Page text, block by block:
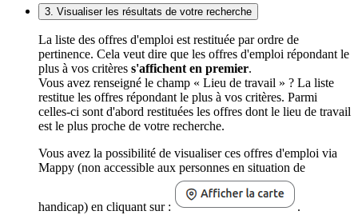
3. Visualiser les résultats de votre recherche
La liste des offres d'emploi est restituée par ordre de
pertinence. Cela veut dire que les offres d'emploi répondant le
plus à vos critères s'affichent en premier.
Vous avez renseigné le champ « Lieu de travail » ? La liste
restitue les offres répondant le plus à vos critères. Parmi
celles-ci sont d'abord restituées les offres dont le lieu de travail
est le plus proche de votre recherche.
Vous avez la possibilité de visualiser ces offres d'emploi via
Mappy (non accessible aux personnes en situation de
handicap) en cliquant sur :
.